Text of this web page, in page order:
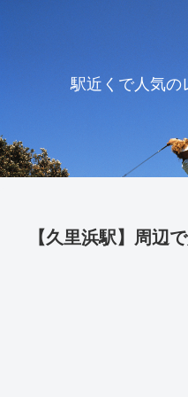
駅近くで人気の
【久里浜駅】周辺